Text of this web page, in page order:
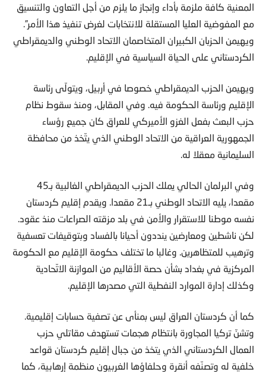
المعنية كافة ملزمة بأداء وإنجاز ما يلزم من أجل التعاون والتنسيق
مع المفوضية العليا المستقلة للانتخابات لغرض تنفيذ هذا الأمر”.
ويهيمن الحزبان الكبيران المتخاصمان الاتحاد الوطني والديمقراطي
الكردستاني على الحياة السياسية في الإقليم.
ويهيمن الحزب الديمقراطي خصوصا في أربيل، ويتولّى رئاسة
الإقليم ورئاسة الحكومة فيه. وفي المقابل، ومنذ سقوط نظام
حزب البعث بفعل الغزو الأميركي للعراق كان جميع رؤساء
الجمهورية العراقية من الاتحاد الوطني الذي يتّخذ من محافظة
السليمانية معقلا له.
وفي البرلمان الحالي يملك الحزب الديمقراطي الغالبية بـ45
مقعدا، يليه الاتحاد الوطني بـ21 مقعدا. ويقدم إقليم كردستان
نفسه موطنا للاستقرار والأمن في بلد مزقته الصراعات منذ عقود.
لكن ناشطين ومعارضين ينددون أحيانا بالفساد وبتوقيفات تعسفية
وترهيب للمتظاهرين. وغالبا ما تختلف حكومة الإقليم مع الحكومة
المركزية في بغداد بشأن حصة الأقاليم من الموازنة الاتّحادية
وكذلك إدارة الموارد النفطية التي مصدرها الإقليم.
كما أن كردستان العراق ليس بمنأى عن تصفية حسابات إقليمية.
وتشنّ تركيا المجاورة بانتظام هجمات تستهدف مقاتلي حزب
العمال الكردستاني الذي يتخذ من جبال إقليم كردستان قواعد
خلفية له وتصنّفه أنقرة وحلفاؤها الغربيون منظمة إرهابية، كما